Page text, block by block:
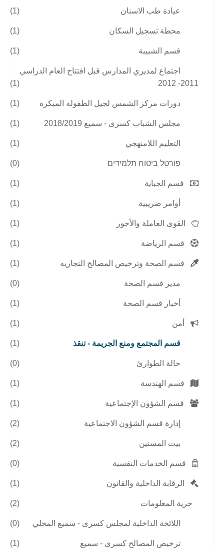
عيادة طب الاسنان (1)
محطة تسجيل السكان (1)
قسم الشبيبة (1)
اجتماع لمديري المدارس قبل افتتاح العام الدراسي
2011- 2012
(1)
دورات مركز الشمس لجيل الطفوله المبكره (1)
مجلس الشباب كسرى - سميع 2018/2019 (1)
التعليم اللامنهجي (1)
פורטל ביטוח תלמידים (0)
قسم الجباية (1)
أوامر ضريبية (1)
القوى العاملة والأجور (1)
قسم الرياضة (1)
قسم الصحة وترخيص المصالح التجاريه (1)
مدير قسم الصحة (0)
أخبار قسم الصحة (1)
أمن (1)
قسم المجتمع ومنع الجريمة - تنقذ (1)
حالة الطوارئ (0)
قسم الهندسة (1)
قسم الشؤون الإجتماعية (1)
إدارة قسم الشؤون الاجتماعية (2)
بيت المسنين (2)
قسم الخدمات النفسية (0)
الرقابة الداخلية والقانون (1)
حرية المعلومات (2)
اللائحة الداخلية لمجلس كسرى - سميع المحلي (0)
ترخيص المصالح كسرى - سميع (1)